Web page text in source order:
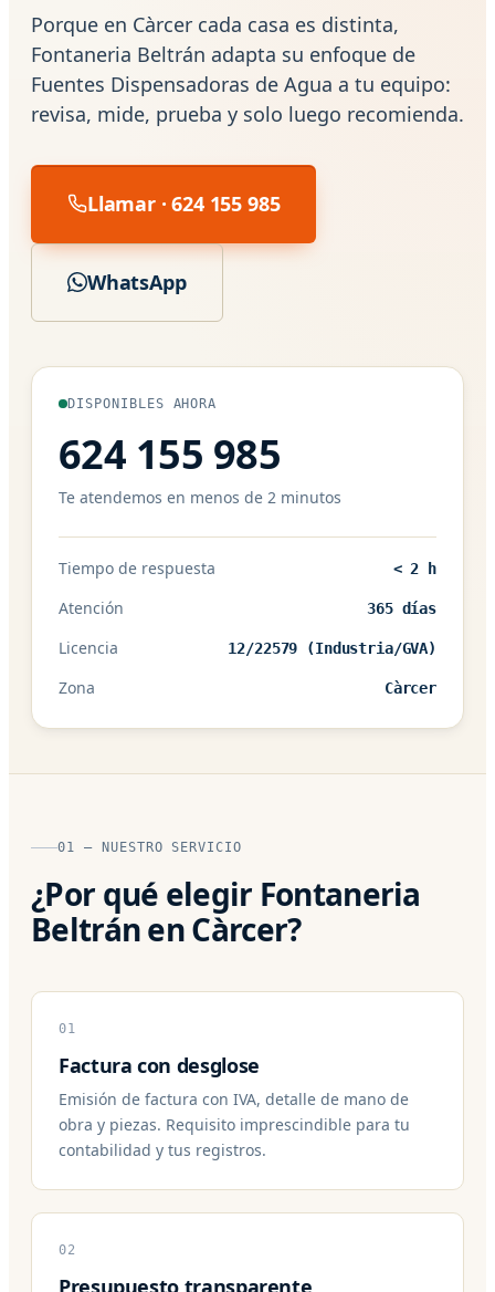
Porque en Càrcer cada casa es distinta,
Fontaneria Beltrán adapta su enfoque de
Fuentes Dispensadoras de Agua a tu equipo:
revisa, mide, prueba y solo luego recomienda.
Llamar · 624 155 985
WhatsApp
DISPONIBLES AHORA
624 155 985
Te atendemos en menos de 2 minutos
Tiempo de respuesta < 2 h
Atención 365 días
Licencia 12/22579 (Industria/GVA)
Zona Càrcer
01 — NUESTRO SERVICIO
¿Por qué elegir Fontaneria
Beltrán en Càrcer?
01
Factura con desglose
Emisión de factura con IVA, detalle de mano de
obra y piezas. Requisito imprescindible para tu
contabilidad y tus registros.
02
Presupuesto transparente